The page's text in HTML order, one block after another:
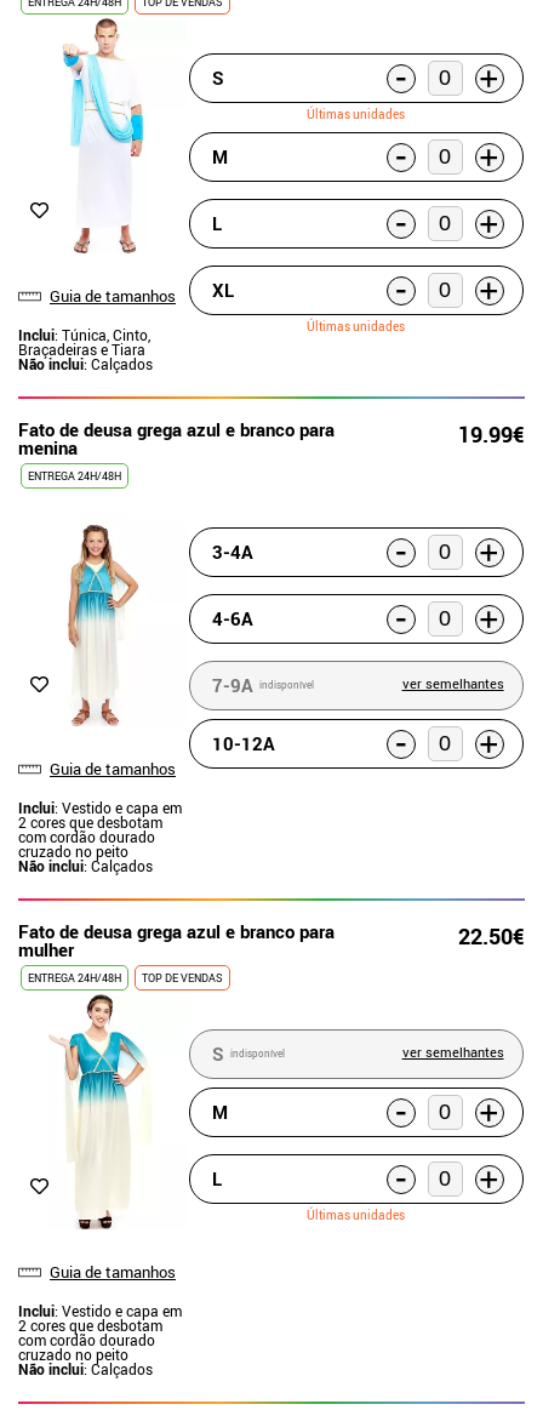
Guia de tamanhos
Inclui: Túnica, Cinto,
Braçadeiras e Tiara
Não inclui: Calçados
S - +
Últimas unidades
M - +
L - +
XL - +
Últimas unidades
Fato de deusa grega azul e branco para
menina 19.99€
ENTREGA 24H/48H
Guia de tamanhos
Inclui: Vestido e capa em
2 cores que desbotam
com cordão dourado
cruzado no peito
Não inclui: Calçados
3-4A - +
4-6A - +
7-9A indisponível ver semelhantes
10-12A - +
Fato de deusa grega azul e branco para
mulher 22.50€
ENTREGA 24H/48H TOP DE VENDAS
Guia de tamanhos
Inclui: Vestido e capa em
2 cores que desbotam
com cordão dourado
cruzado no peito
Não inclui: Calçados
S indisponível ver semelhantes
M - +
L - +
Últimas unidades